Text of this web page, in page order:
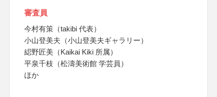
審査員
今村有策（takibi 代表）
小山登美夫（小山登美夫ギャラリー）
綛野匠美（Kaikai Kiki 所属）
平泉千枝（松濤美術館 学芸員）
ほか